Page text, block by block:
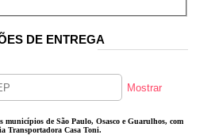
DE ENTREGA
de São Paulo, Osasco e Guarulhos, com
Transportadora Casa Toni.